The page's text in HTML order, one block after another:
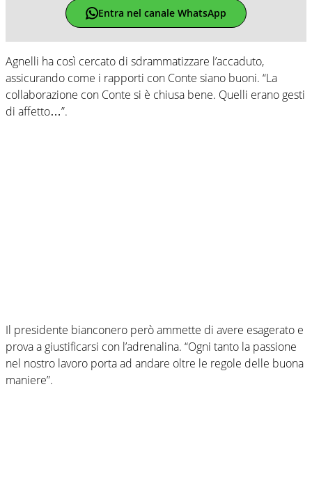
Entra nel canale WhatsApp
Agnelli ha così cercato di sdrammatizzare l’accaduto,
assicurando come i rapporti con Conte siano buoni. “La
collaborazione con Conte si è chiusa bene. Quelli erano gesti
di affetto…”.
Il presidente bianconero però ammette di avere esagerato e
prova a giustificarsi con l’adrenalina. “Ogni tanto la passione
nel nostro lavoro porta ad andare oltre le regole delle buona
maniere”.